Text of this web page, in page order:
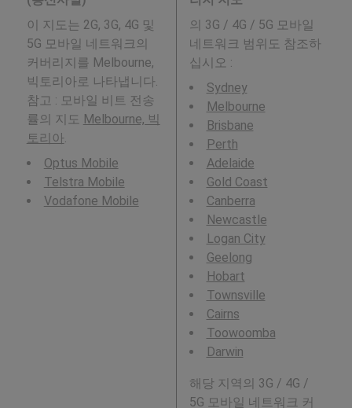
이 지도는 2G, 3G, 4G 및
5G 모바일 네트워크의
커버리지를 Melbourne,
빅토리아로 나타냅니다.
참고 : 모바일 비트 전송
률의 지도
Melbourne, 빅
토리아.
Optus Mobile
Telstra Mobile
Vodafone Mobile
의 3G / 4G / 5G 모바일
네트워크 범위도 참조하
십시오 :
Sydney
Melbourne
Brisbane
Perth
Adelaide
Gold Coast
Canberra
Newcastle
Logan City
Geelong
Hobart
Townsville
Cairns
Toowoomba
Darwin
해당 지역의 3G / 4G /
5G 모바일 네트워크 커